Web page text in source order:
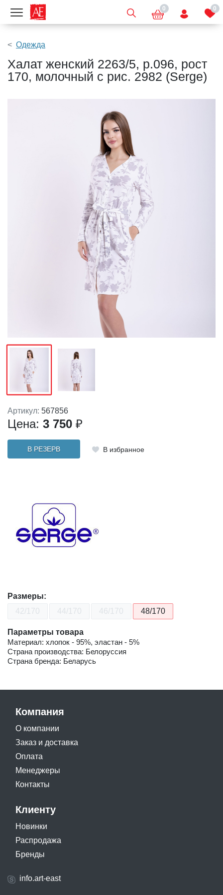
Показать меню 0 0
Одежда
Халат женский 2263/5, р.096, рост
170, молочный с рис. 2982 (Serge)
Артикул: 567856
Цена: 3 750 ₽
В РЕЗЕРВ В избранное
Размеры:
42/170
44/170 46/170 48/170
Параметры товара
Материал: хлопок - 95%, эластан - 5%
Страна производства: Белоруссия
Страна бренда: Беларусь
Компания
О компании
Заказ и доставка
Оплата
Менеджеры
Контакты
Клиенту
Новинки
Распродажа
Бренды
info.art-east